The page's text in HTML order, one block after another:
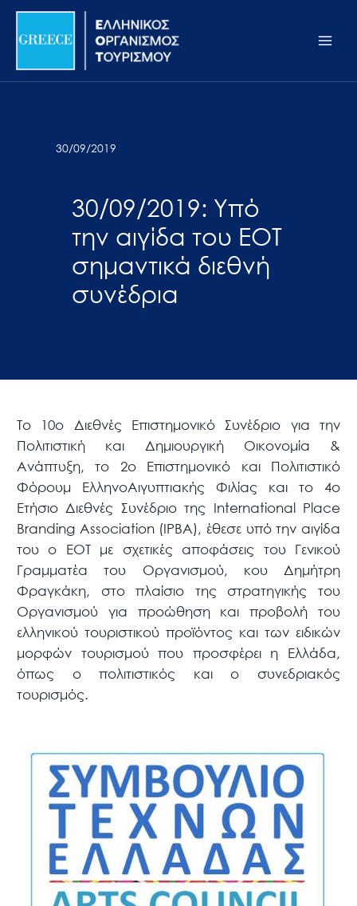
Σημείωση:
ιστότοπος
προσβασιμότητας.
Μετάβαση
περιεχόμενο
30/09/2019
30/09/2019: Υπό
την αιγίδα του ΕΟΤ
σημαντικά διεθνή
συνέδρια
Το 10ο Διεθνές Επιστημονικό Συνέδριο για την
Πολιτιστική και Δημιουργική Οικονομία &
Ανάπτυξη, το 2ο Επιστημονικό και Πολιτιστικό
Φόρουμ ΕλληνοΑιγυπτιακής Φιλίας και το 4ο
Ετήσιο Διεθνές Συνέδριο της International Place
Branding Association (IPBA), έθεσε υπό την αιγίδα
του ο ΕΟΤ με σχετικές αποφάσεις του Γενικού
Γραμματέα του Οργανισμού, κου Δημήτρη
Φραγκάκη, στο πλαίσιο της στρατηγικής του
Οργανισμού για προώθηση και προβολή του
ελληνικού τουριστικού προϊόντος και των ειδικών
μορφών τουρισμού που προσφέρει η Ελλάδα,
όπως ο πολιτιστικός και ο συνεδριακός
τουρισμός.